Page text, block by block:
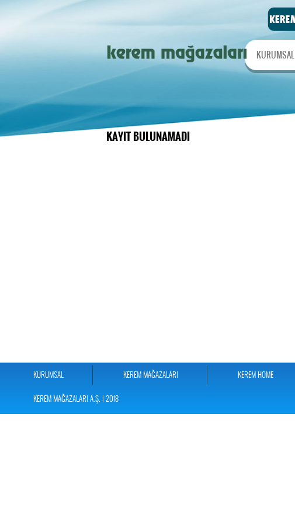
KURUMSAL
KAYIT BULUNAMADI
KURUMSAL KEREM MAĞAZALARI KEREM HOME
KEREM MAĞAZALARI A.Ş. | 2018